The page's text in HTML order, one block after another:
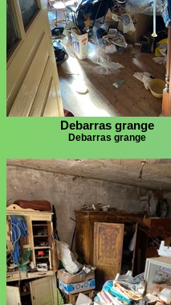
Debarras grange
Debarras grange